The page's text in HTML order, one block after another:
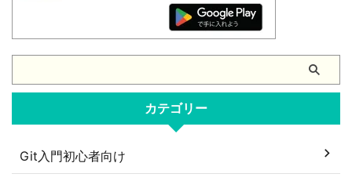
カテゴリー
Git入門初心者向け